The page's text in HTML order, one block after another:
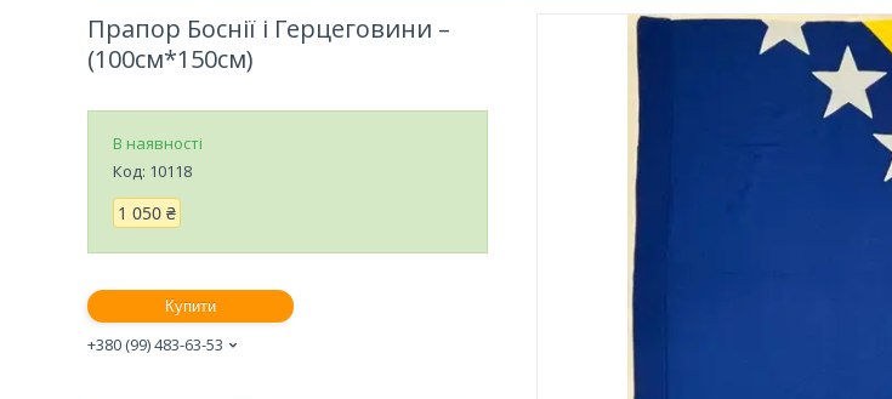
Прапор Боснії і Герцеговини –
(100cм*150cм)
В наявності
Код: 10118
1 050 ₴
Купити
+380 (99) 483-63-53